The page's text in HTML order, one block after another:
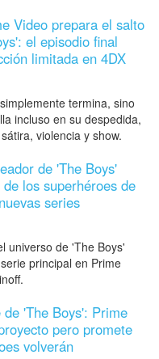
Video prepara el salto
el episodio final
limitada en 4DX
termina, sino
incluso en su despedida,
violencia y show.
de 'The Boys'
los superhéroes de
series
universo de 'The Boys'
principal en Prime
'The Boys': Prime
pero promete
volverán